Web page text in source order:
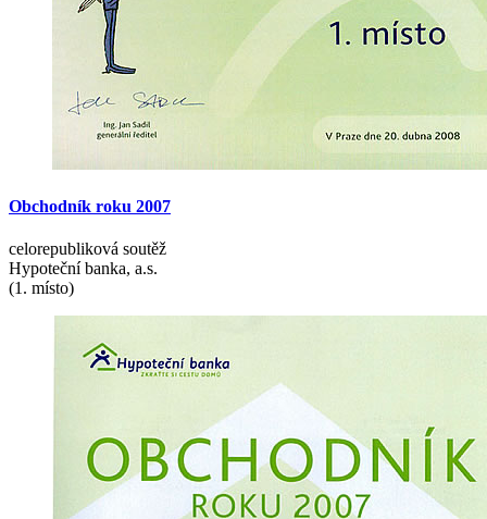
Obchodník roku 2007
celorepubliková soutěž
Hypoteční banka, a.s.
(1. místo)